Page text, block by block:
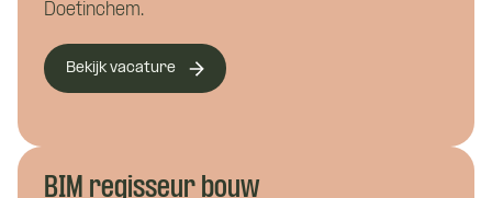
Doetinchem.
Bekijk vacature
BIM regisseur bouw
Eén van onze adviseurs staat je graag te
woord! Je wordt gekoppeld aan een vast
aanspreekpunt tijdens de kennismaking